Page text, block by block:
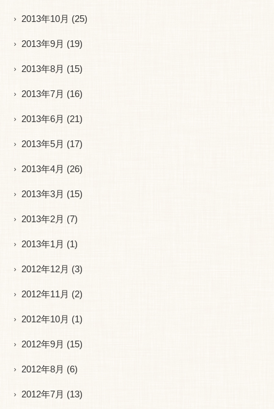
2013年10月 (25)
2013年9月 (19)
2013年8月 (15)
2013年7月 (16)
2013年6月 (21)
2013年5月 (17)
2013年4月 (26)
2013年3月 (15)
2013年2月 (7)
2013年1月 (1)
2012年12月 (3)
2012年11月 (2)
2012年10月 (1)
2012年9月 (15)
2012年8月 (6)
2012年7月 (13)